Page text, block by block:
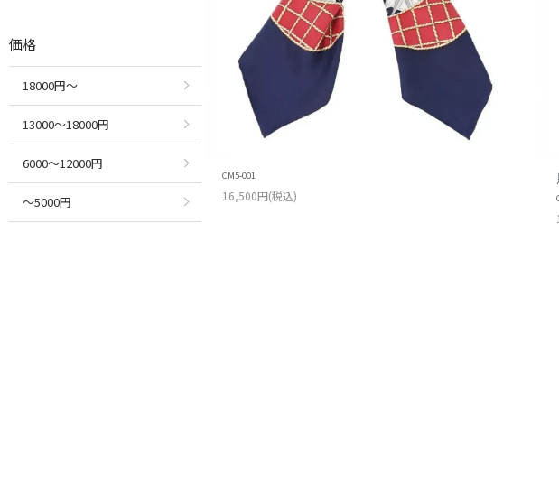
CM5-001
16,500円(税込)
価格
18000円～
13000～18000円
6000～12000円
～5000円